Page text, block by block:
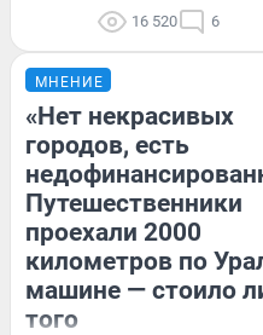
16 520 6
МНЕНИЕ
«Нет некрасивых
городов, есть
Путешественники
проехали 2000
километров по
машине — стоило
того